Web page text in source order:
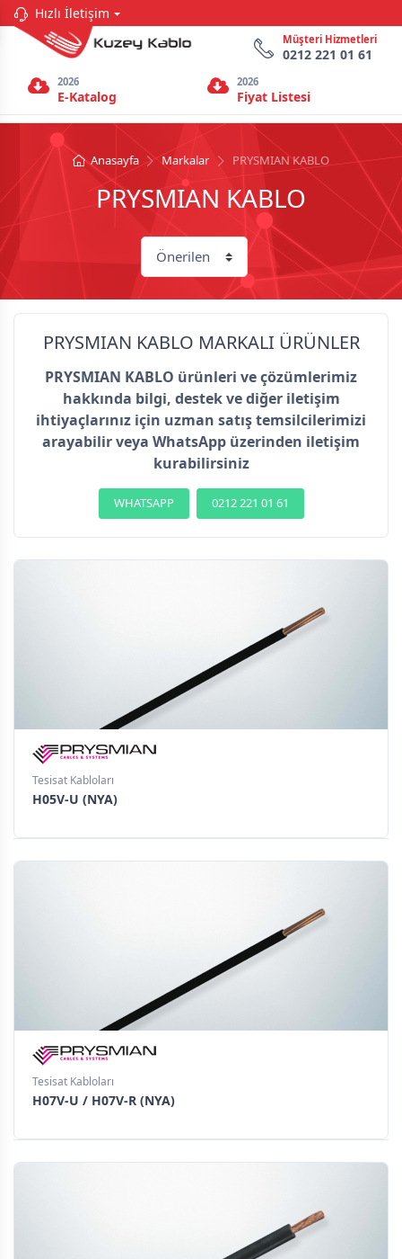
Hızlı İletişim
Müşteri Hizmetleri
0212 221 01 61
2026
E-Katalog
2026
Fiyat Listesi
Anasayfa Markalar PRYSMIAN KABLO
PRYSMIAN KABLO
PRYSMIAN KABLO MARKALI ÜRÜNLER
PRYSMIAN KABLO ürünleri ve çözümlerimiz
hakkında bilgi, destek ve diğer iletişim
ihtiyaçlarınız için uzman satış temsilcilerimizi
arayabilir veya WhatsApp üzerinden iletişim
kurabilirsiniz
WHATSAPP 0212 221 01 61
Tesisat Kabloları
H05V-U (NYA)
Tesisat Kabloları
H07V-U / H07V-R (NYA)